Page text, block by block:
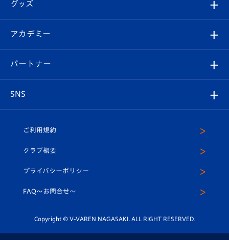
チケット
イベント
メディア
ホームタウン
スタッフプロフィール
マスコット紹介
平和祈念活動
ホームタウン活動
Revive Team
ヴィヴィくんの長崎おもてなしガイド
フォトギャラリー
スタジアムグルメ
V-LOVERS（ファンクラブ）
プレイヤーズスイート
グッズ
オンラインショップ
店舗情報
アカデミー
育成からのお知らせ
U-18
スクール
パートナー
SNS
ヴィヴィくんインスタグラム
公式LINE＠
ご利用規約
クラブ概要
プライバシーポリシー
FAQ〜お問合せ〜
Copyright © V-VAREN NAGASAKI. ALL RIGHT RESERVED.